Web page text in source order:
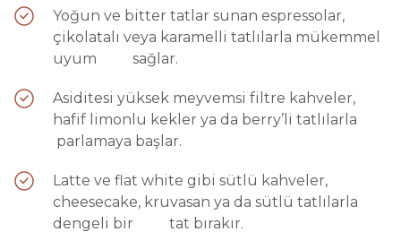
Yoğun ve bitter tatlar sunan espressolar,
çikolatalı veya karamelli tatlılarla mükemmel
uyum sağlar.
Asiditesi yüksek meyvemsi filtre kahveler,
hafif limonlu kekler ya da berry’li tatlılarla
parlamaya başlar.
Latte ve flat white gibi sütlü kahveler,
cheesecake, kruvasan ya da sütlü tatlılarla
dengeli bir tat bırakır.